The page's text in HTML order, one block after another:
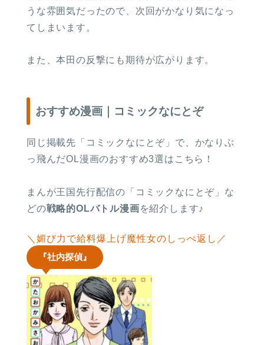
うな雰囲気だったので、次回がかなり気になっ
てしまいます。
また、本田の反撃にも期待が広がります。
おすすめ漫画｜コミックなにとぞ
同じ掲載先「コミックなにとぞ」で、かなりぶ
っ飛んだOL漫画のおすすめ3選はこちら！
まんが王国先行配信の「コミックなにとぞ」な
どの戦略的OLバトル漫画を紹介します♪
＼媚び力で給料爆上げ魔性女のしっぺ返し／
『社内探偵』